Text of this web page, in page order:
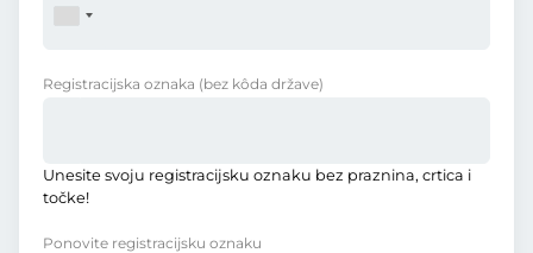
Registracijska oznaka (bez kôda države)
Unesite svoju registracijsku oznaku bez praznina, crtica i
točke!
Ponovite registracijsku oznaku